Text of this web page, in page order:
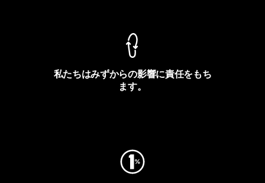
私たちはみずからの影響に責任をもち
ます。